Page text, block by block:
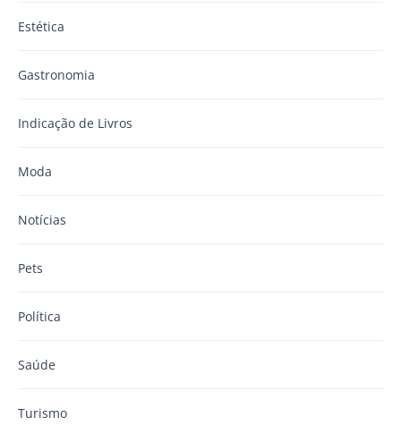
Estética
Gastronomia
Indicação de Livros
Moda
Notícias
Pets
Política
Saúde
Turismo